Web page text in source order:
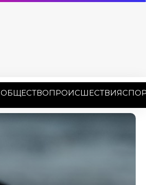
ОБЩЕСТВОПРОИСШЕСТВИЯ